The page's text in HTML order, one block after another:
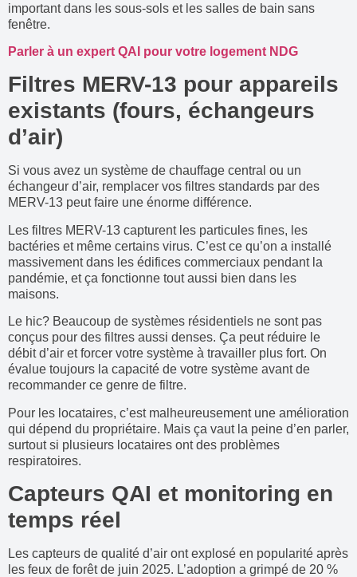
important dans les sous-sols et les salles de bain sans
fenêtre.
Parler à un expert QAI pour votre logement NDG
Filtres MERV-13 pour appareils
existants (fours, échangeurs
d’air)
Si vous avez un système de chauffage central ou un
échangeur d’air, remplacer vos filtres standards par des
MERV-13 peut faire une énorme différence.
Les filtres MERV-13 capturent les particules fines, les
bactéries et même certains virus. C’est ce qu’on a installé
massivement dans les édifices commerciaux pendant la
pandémie, et ça fonctionne tout aussi bien dans les
maisons.
Le hic? Beaucoup de systèmes résidentiels ne sont pas
conçus pour des filtres aussi denses. Ça peut réduire le
débit d’air et forcer votre système à travailler plus fort. On
évalue toujours la capacité de votre système avant de
recommander ce genre de filtre.
Pour les locataires, c’est malheureusement une amélioration
qui dépend du propriétaire. Mais ça vaut la peine d’en parler,
surtout si plusieurs locataires ont des problèmes
respiratoires.
Capteurs QAI et monitoring en
temps réel
Les capteurs de qualité d’air ont explosé en popularité après
les feux de forêt de juin 2025. L’adoption a grimpé de 20 %